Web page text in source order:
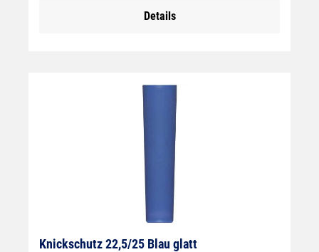
Details
Knickschutz 22,5/25 Blau glatt